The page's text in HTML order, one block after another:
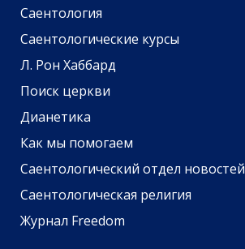
Саентология
Саентологические курсы
Л. Рон Хаббард
Поиск церкви
Дианетика
Как мы помогаем
Саентологический отдел новостей
Саентологическая религия
Журнал Freedom